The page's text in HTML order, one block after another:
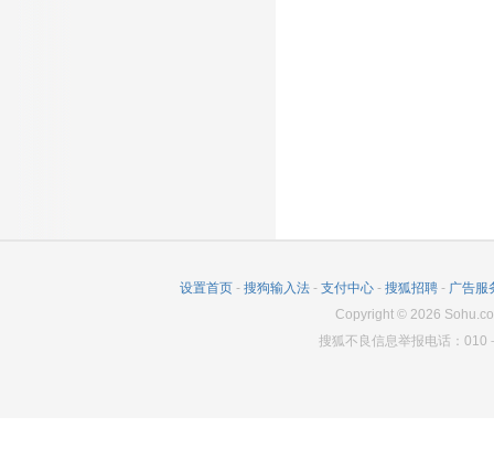
设置首页 - 搜狗输入法 - 支付中心 - 搜狐招聘 - 广告服
Copyright© 2026
搜狐不良信息举报电话：010